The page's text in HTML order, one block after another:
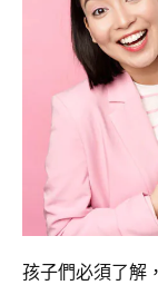
孩子們必須了解